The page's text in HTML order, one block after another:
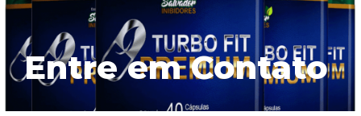
Entre em Contato